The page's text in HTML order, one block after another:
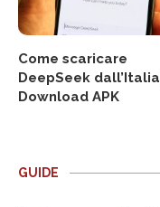
Come scaricare
DeepSeek dall’Italia |
Download APK
GUIDE